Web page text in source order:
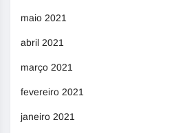
maio 2021
abril 2021
março 2021
fevereiro 2021
janeiro 2021